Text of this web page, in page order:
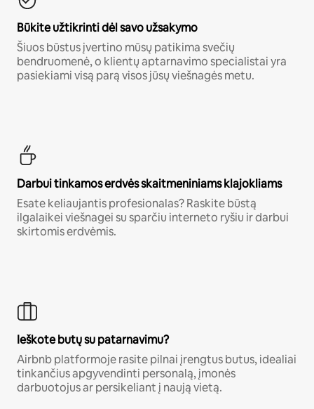
Būkite užtikrinti dėl savo užsakymo
Šiuos būstus įvertino mūsų patikima svečių
bendruomenė, o klientų aptarnavimo specialistai yra
pasiekiami visą parą visos jūsų viešnagės metu.
Darbui tinkamos erdvės skaitmeniniams klajokliams
Esate keliaujantis profesionalas? Raskite būstą
ilgalaikei viešnagei su sparčiu interneto ryšiu ir darbui
skirtomis erdvėmis.
Ieškote butų su patarnavimu?
Airbnb platformoje rasite pilnai įrengtus butus, idealiai
tinkančius apgyvendinti personalą, įmonės
darbuotojus ar persikeliant į naują vietą.